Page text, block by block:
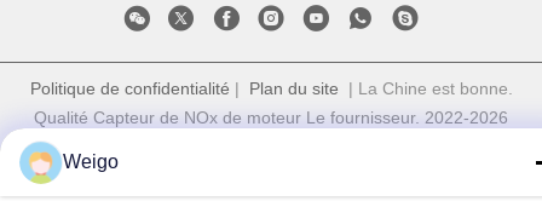
Politique de confidentialité | Plan du site | La Chine est bonne.
Qualité Capteur de NOx de moteur Le fournisseur. 2022-2026
Ruian wego auto parts co.,ltd Tout. Les droits sont réservés.
Weigo